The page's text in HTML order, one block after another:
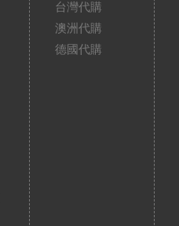
台灣代購
澳洲代購
德國代購